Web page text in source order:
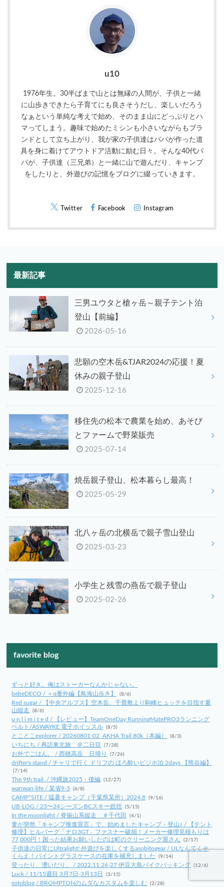
u10
1976年生。30半ばまで山とは無縁の人間が、子供と一緒
に山歩きできたら子育てにも良さそうだし、楽しいだろう
なぁという単純な考えで始め、そのまま山にどっぷりとハ
マってしまう。趣味で始めたミシンも小さいながらもブラ
ンドとして立ち上がり、我が家の子供達はパパが作った道
具を身に着けてアウトドア活動に励む日々。そんな40代パ
パが、子供達（三兄弟）と一緒に山で遊んだり、キャンプ
をしたりと、外遊びの記憶をブログに綴っていきます。
Twitter Facebook Instagram
最新記事
三男ユウタと槍ヶ岳～親子テント泊
登山【前編】
2026-05-16
悲願の空木岳&TJAR2024の応援！夏
休みの親子登山
2025-12-16
移住先の松本で農業を始め、あそび
とファームで野菜販売
2025-07-14
焼岳親子登山、松本暮らし最高！
2025-05-29
北八ヶ岳の北横岳で親子雪山登山
2025-03-23
小学生と残雪の燕岳で親子登山
2025-02-26
favorite blog
ずっと好き。俺はストーカーなんかじゃない。
bebeDECO / ＋α番外編【鳥海山歩き】
(8/6)
Red sugar / 【中央アルプス】空木岳、千畳敷より駒峰ヒュッテを目指す夏
山縦走
(8/6)
u n l i m i t e d / 【レビュー】TeamOneDay RunningMatePRO3ランニング
ベルト/ASWAYKE 電子ホイッスル (8/5)
とことこexplorer / 20260801-02_AKHA Trail 80k（本編） (8/3)
いちにち / 再訪東北旅 ＠二日目 (7/28)
お外でごはん。 / 西穂高岳 日帰り (7/26)
drifter's stand / チャリで行く ドリフの ほろ酔いビジホ泊 2days 【熊谷編】
(7/14)
The 9th trail. / 沖縄旅2025・後編 (12/27)
wanwan-life / 某省9-3 (6/8)
CAMP*SITE / 猛暑キャンプ（千葉県某所）2024.8 (9/16)
UB-LOG / 23〜24シーズンBCスキー総括 (5/15)
In the moonlight / 脊振山系縦走 ＃千代田 (4/1)
妻が突然「キャンプ推進宣言」で、始めましたキャンプ・登山♪ / 【テント
修理】ヒルバーグ「ナロ3GT」ファスナー破損！メーカー修理見積もりは
77,000円！困った結果お願いしたのは町のクリーニング屋さん
(2/17)
子供達の日常にUltralight! 外遊びを楽しくするasobitogear / ULなんてくそ
くらえ！パイントグラスケースの在庫を補充しました
(9/14)
登ったり、漕いだり。 / 2022.11.26-27 伊豆大島バイクパッキング (12/6)
Luck / 11/15週目 3月7日-3月13日 (3/15)
sotoblog / BROMPTONのムダなカスタムを楽しむ (2/28)